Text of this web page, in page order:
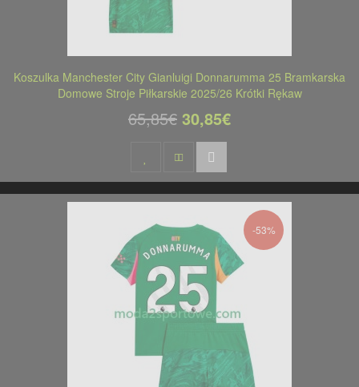
Koszulka Manchester City Gianluigi Donnarumma 25 Bramkarska
Domowe Stroje Piłkarskie 2025/26 Krótki Rękaw
65,85€ 30,85€
-53%